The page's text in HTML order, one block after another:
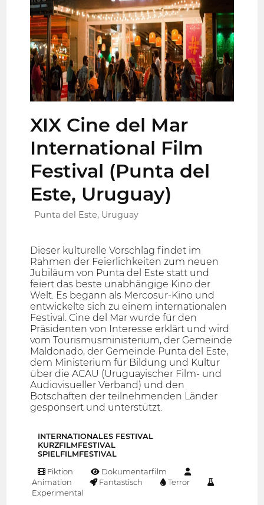
XIX Cine del Mar
International Film
Festival (Punta del
Este, Uruguay)
Punta del Este, Uruguay
Dieser kulturelle Vorschlag findet im
Rahmen der Feierlichkeiten zum neuen
Jubiläum von Punta del Este statt und
feiert das beste unabhängige Kino der
Welt. Es begann als Mercosur-Kino und
entwickelte sich zu einem internationalen
Festival. Cine del Mar wurde für den
Präsidenten von Interesse erklärt und wird
vom Tourismusministerium, der Gemeinde
Maldonado, der Gemeinde Punta del Este,
dem Ministerium für Bildung und Kultur
über die ACAU (Uruguayischer Film- und
Audiovisueller Verband) und den
Botschaften der teilnehmenden Länder
gesponsert und unterstützt.
INTERNATIONALES FESTIVAL
KURZFILMFESTIVAL
SPIELFILMFESTIVAL
Fiktion
Dokumentarfilm
Animation
Fantastisch
Terror
Experimental